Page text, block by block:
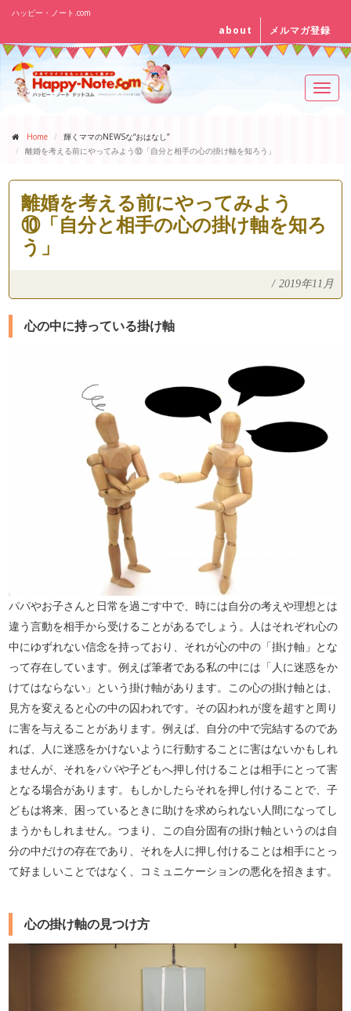
ハッピー・ノート.com
about メルマガ登録
Home
輝くママのNEWSな“おはなし”
離婚を考える前にやってみよう⑩「自分と相手の心の掛け軸を知ろう」
離婚を考える前にやってみよう
⑩「自分と相手の心の掛け軸を知ろ
う」
/ 2019年11月
心の中に持っている掛け軸
パパやお子さんと日常を過ごす中で、時には自分の考えや理想とは
違う言動を相手から受けることがあるでしょう。人はそれぞれ心の
中にゆずれない信念を持っており、それが心の中の「掛け軸」とな
って存在しています。例えば筆者である私の中には「人に迷惑をか
けてはならない」という掛け軸があります。この心の掛け軸とは、
見方を変えると心の中の囚われです。その囚われが度を超すと周り
に害を与えることがあります。例えば、自分の中で完結するのであ
れば、人に迷惑をかけないように行動することに害はないかもしれ
ませんが、それをパパや子どもへ押し付けることは相手にとって害
となる場合があります。もしかしたらそれを押し付けることで、子
どもは将来、困っているときに助けを求められない人間になってし
まうかもしれません。つまり、この自分固有の掛け軸というのは自
分の中だけの存在であり、それを人に押し付けることは相手にとっ
て好ましいことではなく、コミュニケーションの悪化を招きます。
心の掛け軸の見つけ方